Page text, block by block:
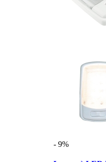
- 9%